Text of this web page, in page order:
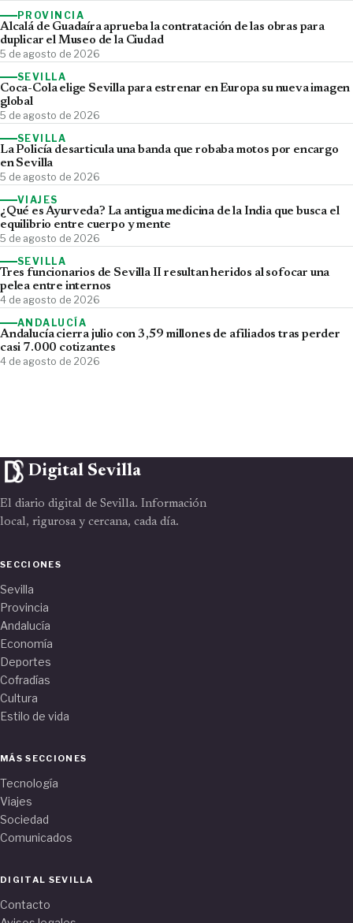
PROVINCIA
Alcalá de Guadaíra aprueba la contratación de las obras para
duplicar el Museo de la Ciudad
5 de agosto de 2026
SEVILLA
Coca-Cola elige Sevilla para estrenar en Europa su nueva imagen
global
5 de agosto de 2026
SEVILLA
La Policía desarticula una banda que robaba motos por encargo
en Sevilla
5 de agosto de 2026
VIAJES
¿Qué es Ayurveda? La antigua medicina de la India que busca el
equilibrio entre cuerpo y mente
5 de agosto de 2026
SEVILLA
Tres funcionarios de Sevilla II resultan heridos al sofocar una
pelea entre internos
4 de agosto de 2026
ANDALUCÍA
Andalucía cierra julio con 3,59 millones de afiliados tras perder
casi 7.000 cotizantes
4 de agosto de 2026
Digital Sevilla
El diario digital de Sevilla. Información
local, rigurosa y cercana, cada día.
SECCIONES
Sevilla
Provincia
Andalucía
Economía
Deportes
Cofradías
Cultura
Estilo de vida
MÁS SECCIONES
Tecnología
Viajes
Sociedad
Comunicados
DIGITAL SEVILLA
Contacto